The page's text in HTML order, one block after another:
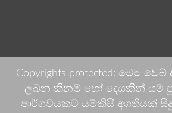
Copyrights protected: මෙම
ලබන කිනම් හෝ දෙයකින් යම්
පාර්ශවයකට යම්කිසි අගතියක්